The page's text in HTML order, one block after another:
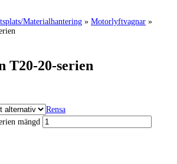
Materialhantering » Motorlyftvagnar »
T20-20-serien
Rensa
mängd